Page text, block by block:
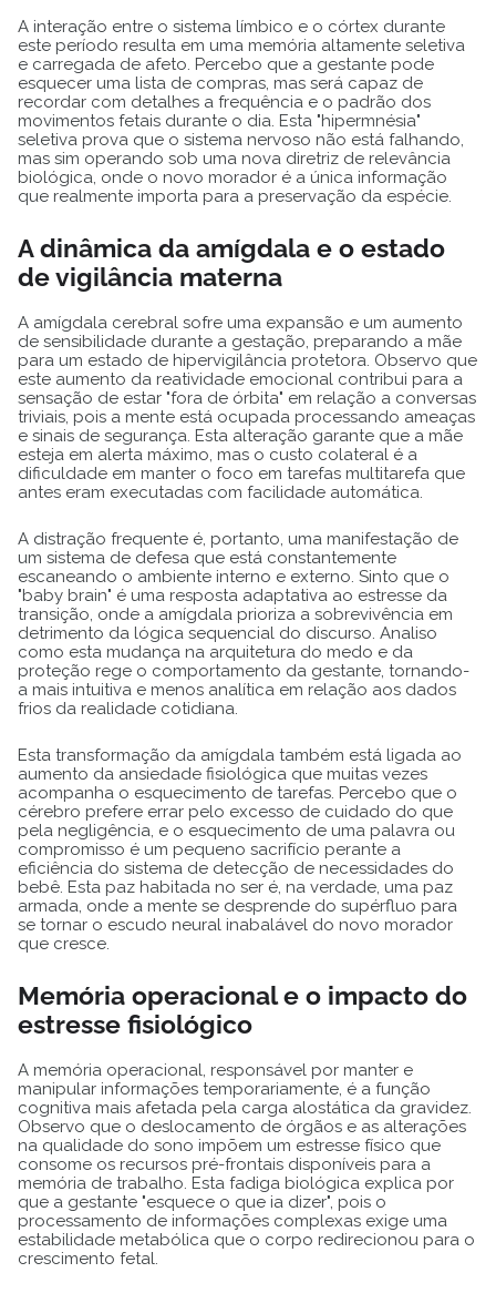
A interação entre o sistema límbico e o córtex durante
este período resulta em uma memória altamente seletiva
e carregada de afeto. Percebo que a gestante pode
esquecer uma lista de compras, mas será capaz de
recordar com detalhes a frequência e o padrão dos
movimentos fetais durante o dia. Esta "hipermnésia"
seletiva prova que o sistema nervoso não está falhando,
mas sim operando sob uma nova diretriz de relevância
biológica, onde o novo morador é a única informação
que realmente importa para a preservação da espécie.
A dinâmica da amígdala e o estado
de vigilância materna
A amígdala cerebral sofre uma expansão e um aumento
de sensibilidade durante a gestação, preparando a mãe
para um estado de hipervigilância protetora. Observo que
este aumento da reatividade emocional contribui para a
sensação de estar "fora de órbita" em relação a conversas
triviais, pois a mente está ocupada processando ameaças
e sinais de segurança. Esta alteração garante que a mãe
esteja em alerta máximo, mas o custo colateral é a
dificuldade em manter o foco em tarefas multitarefa que
antes eram executadas com facilidade automática.
A distração frequente é, portanto, uma manifestação de
um sistema de defesa que está constantemente
escaneando o ambiente interno e externo. Sinto que o
"baby brain" é uma resposta adaptativa ao estresse da
transição, onde a amígdala prioriza a sobrevivência em
detrimento da lógica sequencial do discurso. Analiso
como esta mudança na arquitetura do medo e da
proteção rege o comportamento da gestante, tornando-
a mais intuitiva e menos analítica em relação aos dados
frios da realidade cotidiana.
Esta transformação da amígdala também está ligada ao
aumento da ansiedade fisiológica que muitas vezes
acompanha o esquecimento de tarefas. Percebo que o
cérebro prefere errar pelo excesso de cuidado do que
pela negligência, e o esquecimento de uma palavra ou
compromisso é um pequeno sacrifício perante a
eficiência do sistema de detecção de necessidades do
bebê. Esta paz habitada no ser é, na verdade, uma paz
armada, onde a mente se desprende do supérfluo para
se tornar o escudo neural inabalável do novo morador
que cresce.
Memória operacional e o impacto do
estresse fisiológico
A memória operacional, responsável por manter e
manipular informações temporariamente, é a função
cognitiva mais afetada pela carga alostática da gravidez.
Observo que o deslocamento de órgãos e as alterações
na qualidade do sono impõem um estresse físico que
consome os recursos pré-frontais disponíveis para a
memória de trabalho. Esta fadiga biológica explica por
que a gestante "esquece o que ia dizer", pois o
processamento de informações complexas exige uma
estabilidade metabólica que o corpo redirecionou para o
crescimento fetal.